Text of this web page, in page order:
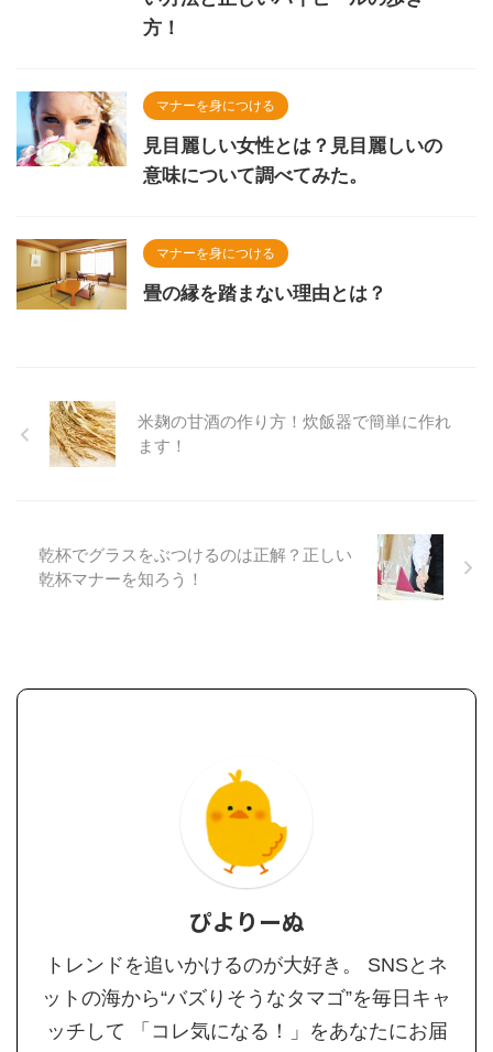
方！
マナーを身につける
見目麗しい女性とは？見目麗しいの
意味について調べてみた。
マナーを身につける
畳の縁を踏まない理由とは？
米麹の甘酒の作り方！炊飯器で簡単に作れ
ます！
乾杯でグラスをぶつけるのは正解？正しい
乾杯マナーを知ろう！
ぴよりーぬ
トレンドを追いかけるのが大好き。 SNSとネ
ットの海から“バズりそうなタマゴ”を毎日キャ
ッチして 「コレ気になる！」をあなたにお届